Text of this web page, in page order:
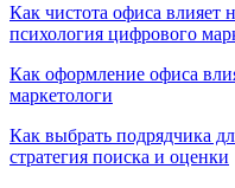
Как чистота офиса влияет
психология цифрового
Как оформление офиса
маркетологи
Как выбрать подрядчика
стратегия поиска и оценки